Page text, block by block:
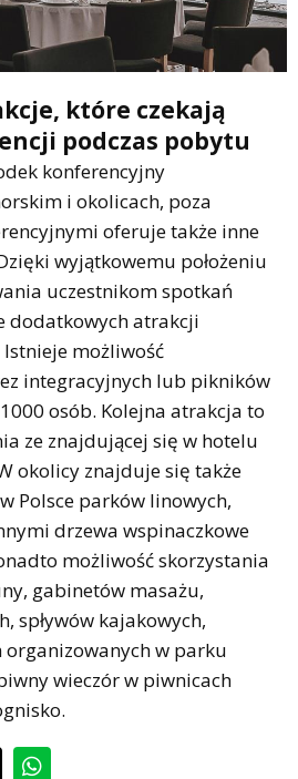
które czekają
podczas pobytu
konferencyjny
i okolicach, poza
oferuje także inne
wyjątkowemu położeniu
uczestnikom spotkań
dodatkowych atrakcji
możliwość
integracyjnych lub pikników
osób. Kolejna atrakcja to
ze znajdującej się w hotelu
okolicy znajduje się także
Polsce parków linowych,
drzewa wspinaczkowe
możliwość skorzystania
gabinetów masażu,
spływów kajakowych,
w parku
wieczór w piwnicach